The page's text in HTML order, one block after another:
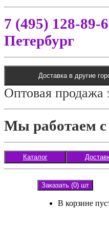
7 (495) 128-89-
Петербург
Доставка в другие
Оптовая продажа
Мы работаем с
Каталог
Заказать (0) шт
В корзине